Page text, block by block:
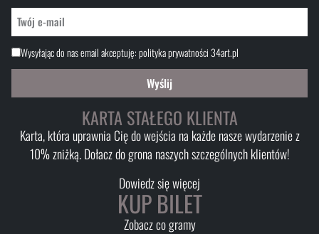
Wysyłając do nas email akceptuję:polityka prywatności 34art.pl
Wyślij
KARTA STAŁEGO KLIENTA
Karta, która uprawnia Cię do wejścia na każde nasze wydarzenie z
10% zniżką. Dołacz do grona naszych szczególnych klientów!
Dowiedz się więcej
KUP BILET
Zobacz co gramy